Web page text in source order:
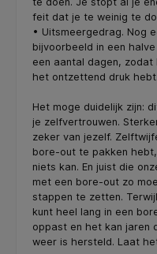
feit dat je te weinig te
• Uitsmeergedrag. Nog
bijvoorbeeld in een
een aantal dagen,
het ontzettend druk hebt.
Het moge duidelijk zijn:
je zelfvertrouwen.
zeker van jezelf.
bore-out te pakken
niets kan. En juist die
met een bore-out zo
stappen te zetten.
kunt heel lang in een
oppast en het kan jaren
weer is hersteld. Laat